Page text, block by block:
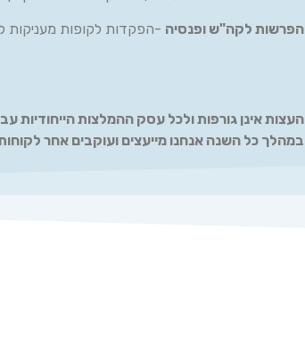
הפרשות לקה"ש ופנסיה -הפקדות לקופות מעניקות
העצות אינן גורפות ולכל עסק ההמלצות הייחודיות
במהלך כל השנה אנחנו מייעצים ועוקבים אחר